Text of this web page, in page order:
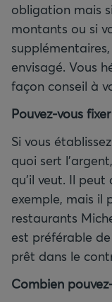
obligation mais
montants ou si
envisagé. Vous
façon conseil à
Pouvez-vous
Si vous
quoi sert
qu’il veut. Il
exemple, mais il
restaurants
est préférable
prêt dans le
Combien